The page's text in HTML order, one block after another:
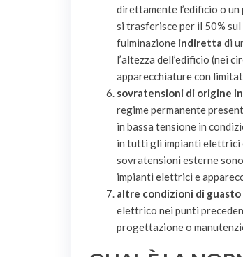
direttamente l’edificio o
si trasferisce per il 50%
fulminazione indiretta di
l’altezza dell’edificio (nei
apparecchiature con
sovratensioni di origine
regime permanente
in bassa tensione in
in tutti gli impianti elettrici
sovratensioni esterne
impianti elettrici e
altre condizioni di
elettrico nei punti
progettazione o